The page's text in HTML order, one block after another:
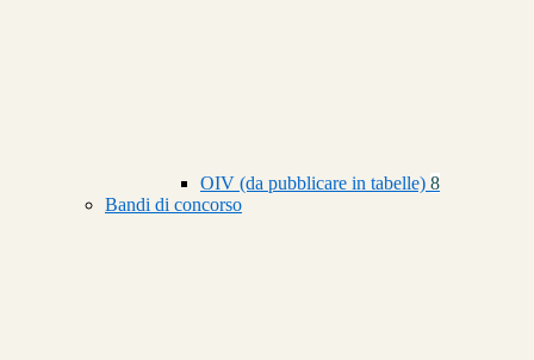
OIV (da pubblicare in tabelle) 8
Bandi di concorso